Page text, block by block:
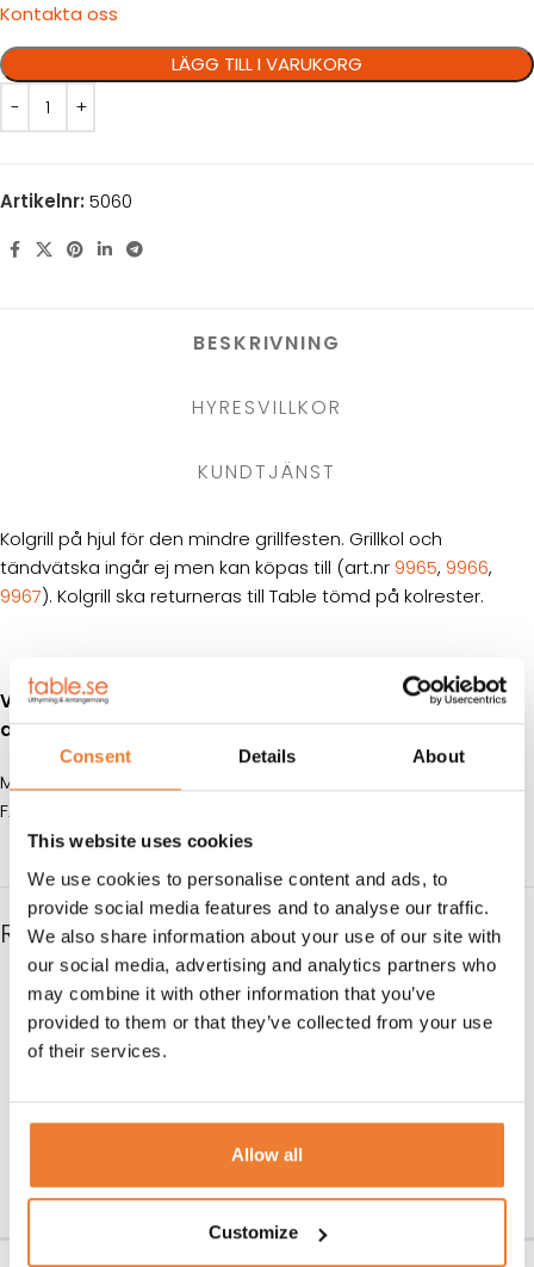
Consent Details About
This website uses cookies
We use cookies to personalise content and ads, to
provide social media features and to analyse our traffic.
We also share information about your use of our site with
our social media, advertising and analytics partners who
may combine it with other information that you’ve
provided to them or that they’ve collected from your use
of their services.
Allow all
Customize
Kontakta oss
LÄGG TILL I VARUKORG
Artikelnr: 5060
BESKRIVNING
HYRESVILLKOR
KUNDTJÄNST
Kolgrill på hjul för den mindre grillfesten. Grillkol och
tändvätska ingår ej men kan köpas till (art.nr 9965, 9966,
9967). Kolgrill ska returneras till Table tömd på kolrester.
Variation av modell kan förekomma vilket kan ge
avvikelser från angivna mått.
MÅTT: B 100 cm D 42 cm H 85 cm
FÄRG: Grå
RELATERADE PRODUKTER